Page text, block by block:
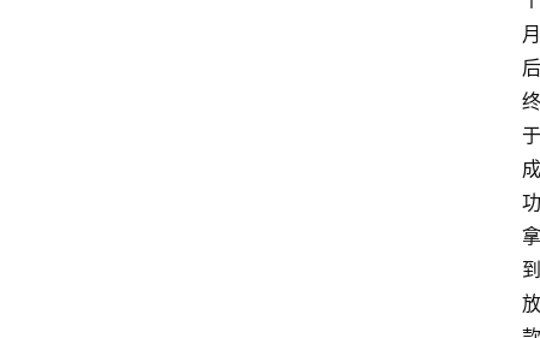
月
后
终
于
成
功
拿
到
放